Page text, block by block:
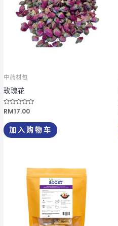
中药材包
玫瑰花
评
分
&
s
o
RM17.00
加入购物车